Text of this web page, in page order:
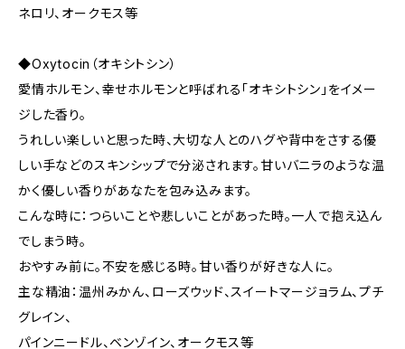
ネロリ、オークモス等
◆Oxytocin（オキシトシン）
愛情ホルモン、幸せホルモンと呼ばれる「オキシトシン」をイメー
ジした香り。
うれしい楽しいと思った時、大切な人とのハグや背中をさする優
しい手などのスキンシップで分泌されます。甘いバニラのような温
かく優しい香りがあなたを包み込みます。
こんな時に：つらいことや悲しいことがあった時。一人で抱え込ん
でしまう時。
おやすみ前に。不安を感じる時。甘い香りが好きな人に。
主な精油：温州みかん、ローズウッド、スイートマージョラム、プチ
グレイン、
パインニードル、ベンゾイン、オークモス等